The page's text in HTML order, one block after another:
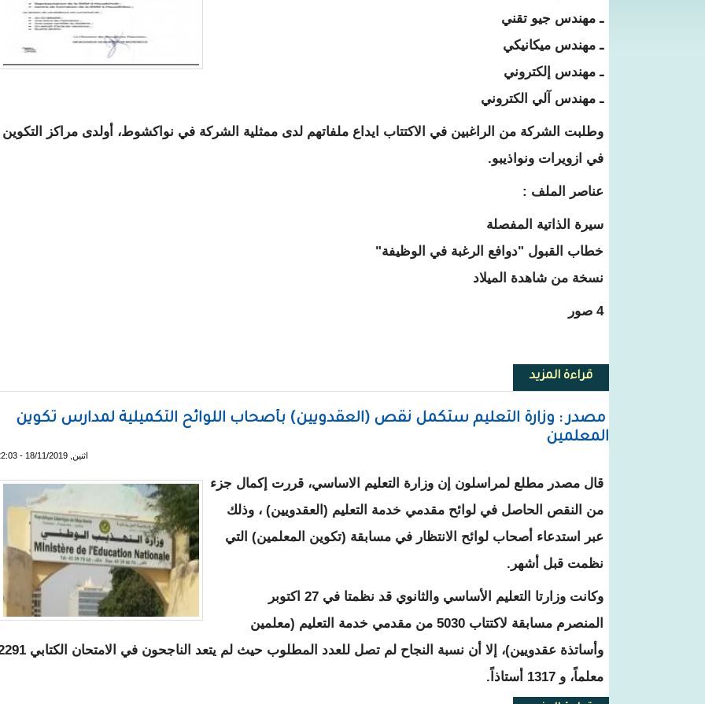
ـ مهندس جيو تقني
ـ مهندس ميكانيكي
ـ مهندس إلكتروني
ـ مهندس آلي الكتروني
وطلبت الشركة من الراغبين في الاكتتاب ايداع ملفاتهم لدى ممثلية الشركة في نواكشوط، أولدى مراكز التكوين
في ازويرات ونواذيبو.
عناصر الملف :
سيرة الذاتية المفصلة
خطاب القبول "دوافع الرغبة في الوظيفة"
نسخة من شاهدة الميلاد
4 صور
قراءة المزيدحول "اسنيم" تعلن عن اكتتاب عدد من المهندسين - وثيقة
مصدر : وزارة التعليم ستكمل نقص (العقدويين) بأصحاب اللوائح التكميلية لمدارس تكوين
المعلمين
اثنين, 18/11/2019 - 22:03
قال مصدر مطلع لمراسلون إن وزارة التعليم الاساسي، قررت إكمال جزء
من النقص الحاصل في لوائح مقدمي خدمة التعليم (العقدويين) ، وذلك
عبر استدعاء أصحاب لوائح الانتظار في مسابقة (تكوين المعلمين) التي
نظمت قبل أشهر.
وكانت وزارتا التعليم الأساسي والثانوي قد نظمتا في 27 اكتوبر
المنصرم مسابقة لاكتتاب 5030 من مقدمي خدمة التعليم (معلمين
وأساتذة عقدويين)، إلا أن نسبة النجاح لم تصل للعدد المطلوب حيث لم يتعد الناجحون في
معلماً، و 1317 أستاذاً.